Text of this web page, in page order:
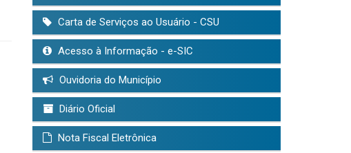
Carta de Serviços ao Usuário - CSU
Acesso à Informação - e-SIC
Ouvidoria do Município
Diário Oficial
Nota Fiscal Eletrônica